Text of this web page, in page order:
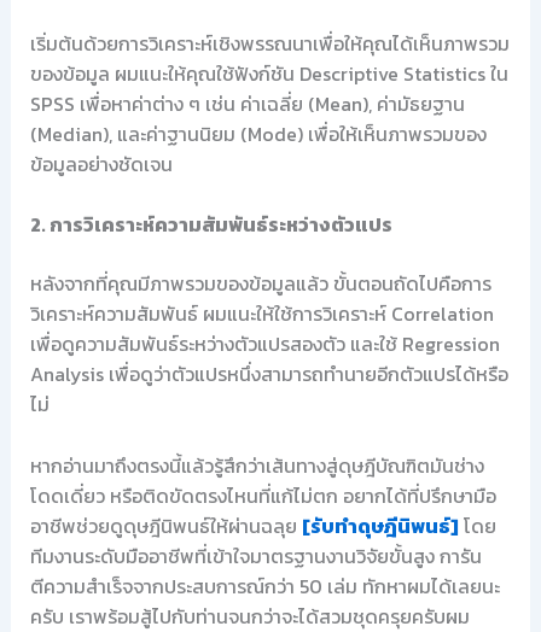
เริ่มต้นด้วยการวิเคราะห์เชิงพรรณนาเพื่อให้คุณได้เห็นภาพรวม
ของข้อมูล ผมแนะให้คุณใช้ฟังก์ชัน Descriptive Statistics ใน
SPSS เพื่อหาค่าต่าง ๆ เช่น ค่าเฉลี่ย (Mean), ค่ามัธยฐาน
(Median), และค่าฐานนิยม (Mode) เพื่อให้เห็นภาพรวมของ
ข้อมูลอย่างชัดเจน
2. การวิเคราะห์ความสัมพันธ์ระหว่างตัวแปร
หลังจากที่คุณมีภาพรวมของข้อมูลแล้ว ขั้นตอนถัดไปคือการ
วิเคราะห์ความสัมพันธ์ ผมแนะให้ใช้การวิเคราะห์ Correlation
เพื่อดูความสัมพันธ์ระหว่างตัวแปรสองตัว และใช้ Regression
Analysis เพื่อดูว่าตัวแปรหนึ่งสามารถทำนายอีกตัวแปรได้หรือ
ไม่
หากอ่านมาถึงตรงนี้แล้วรู้สึกว่าเส้นทางสู่ดุษฎีบัณฑิตมันช่าง
โดดเดี่ยว หรือติดขัดตรงไหนที่แก้ไม่ตก อยากได้ที่ปรึกษามือ
อาชีพช่วยดูดุษฎีนิพนธ์ให้ผ่านฉลุย [รับทำดุษฎีนิพนธ์] โดย
ทีมงานระดับมืออาชีพที่เข้าใจมาตรฐานงานวิจัยขั้นสูง การัน
ตีความสำเร็จจากประสบการณ์กว่า 50 เล่ม ทักหาผมได้เลยนะ
ครับ เราพร้อมสู้ไปกับท่านจนกว่าจะได้สวมชุดครุยครับผม